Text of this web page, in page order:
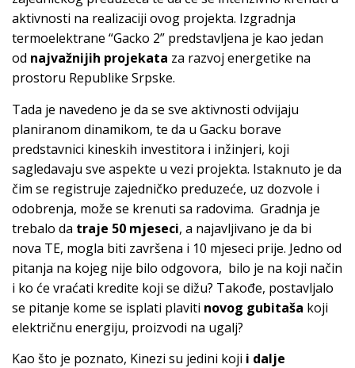
aktivnosti na realizaciji ovog projekta. Izgradnja
termoelektrane “Gacko 2” predstavljena je kao jedan
od najvažnijih projekata za razvoj energetike na
prostoru Republike Srpske.
Tada je navedeno je da se sve aktivnosti odvijaju
planiranom dinamikom, te da u Gacku borave
predstavnici kineskih investitora i inžinjeri, koji
sagledavaju sve aspekte u vezi projekta. Istaknuto je da
čim se registruje zajedničko preduzeće, uz dozvole i
odobrenja, može se krenuti sa radovima. Gradnja je
trebalo da traje 50 mjeseci, a najavljivano je da bi
nova TE, mogla biti završena i 10 mjeseci prije. Jedno od
pitanja na kojeg nije bilo odgovora, bilo je na koji način
i ko će vraćati kredite koji se dižu? Takođe, postavljalo
se pitanje kome se isplati plaviti novog gubitaša koji
električnu energiju, proizvodi na ugalj?
Kao što je poznato, Kinezi su jedini koji i dalje